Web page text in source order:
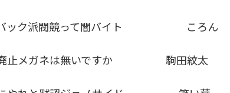
バック派閥競って闇バイト ころん
廃止メガネは無いですか 駒田紋太